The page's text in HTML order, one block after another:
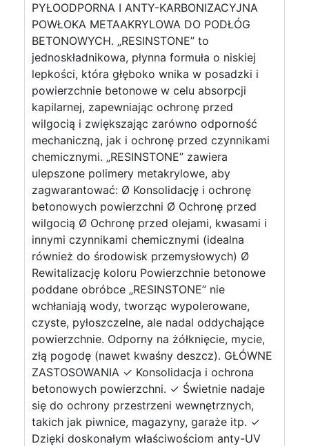
PYŁOODPORNA I ANTY-KARBONIZACYJNA
POWŁOKA METAAKRYLOWA DO PODŁÓG
BETONOWYCH. „RESINSTONE” to
jednoskładnikowa, płynna formuła o niskiej
lepkości, która głęboko wnika w posadzki i
powierzchnie betonowe w celu absorpcji
kapilarnej, zapewniając ochronę przed
wilgocią i zwiększając zarówno odporność
mechaniczną, jak i ochronę przed czynnikami
chemicznymi. „RESINSTONE” zawiera
ulepszone polimery metakrylowe, aby
zagwarantować: Ø Konsolidację i ochronę
betonowych powierzchni Ø Ochronę przed
wilgocią Ø Ochronę przed olejami, kwasami i
innymi czynnikami chemicznymi (idealna
również do środowisk przemysłowych) Ø
Rewitalizację koloru Powierzchnie betonowe
poddane obróbce „RESINSTONE” nie
wchłaniają wody, tworząc wypolerowane,
czyste, pyłoszczelne, ale nadal oddychające
powierzchnie. Odporny na żółknięcie, mycie,
złą pogodę (nawet kwaśny deszcz). GŁÓWNE
ZASTOSOWANIA ✓ Konsolidacja i ochrona
betonowych powierzchni. ✓ Świetnie nadaje
się do ochrony przestrzeni wewnętrznych,
takich jak piwnice, magazyny, garaże itp. ✓
Dzięki doskonałym właściwościom anty-UV